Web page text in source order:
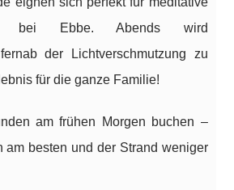
bei Ebbe. Abends wird
der Lichtverschmutzung zu
für die ganze Familie!
am frühen Morgen buchen –
am besten und der Strand weniger